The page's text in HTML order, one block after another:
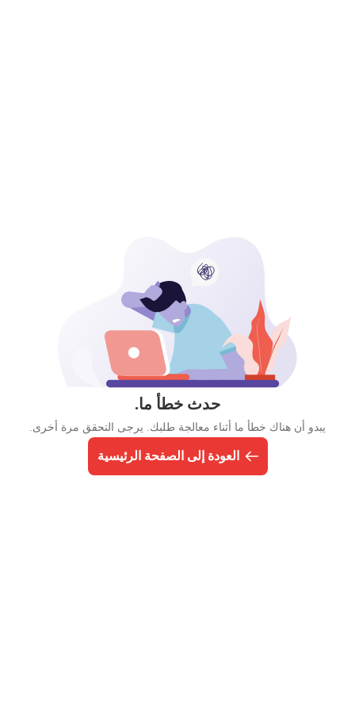
حدث خطأ ما.
يبدو أن هناك خطأ ما أثناء معالجة طلبك. يرجى التحقق مرة أخرى.
العودة إلى الصفحة الرئيسية